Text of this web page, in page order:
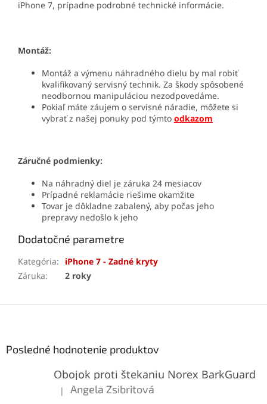
iPhone 7, prípadne podrobné technické informácie.
Montáž:
Montáž a výmenu náhradného dielu by mal robiť
kvalifikovaný servisný technik. Za škody spôsobené
neodbornou manipuláciou nezodpovedáme.
Pokiaľ máte záujem o servisné náradie, môžete si
vybrať z našej ponuky pod týmto odkazom
Záručné podmienky:
Na náhradný diel je záruka 24 mesiacov
Prípadné reklamácie riešime okamžite
Tovar je dôkladne zabalený, aby počas jeho
prepravy nedošlo k jeho
Dodatočné parametre
Kategória:
iPhone 7 - Zadné kryty
Záruka: 2 roky
Posledné hodnotenie produktov
Obojok proti štekaniu Norex BarkGuard
Hodnotenie produktu je 5 z 5 hviezdičiek.
| Angela Zsibritová